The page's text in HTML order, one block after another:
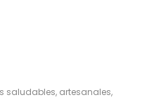
saludables, artesanales,